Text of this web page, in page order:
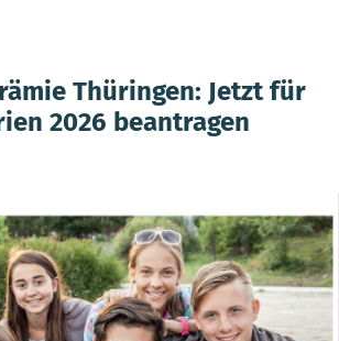
Thüringen: Jetzt für
2026 beantragen